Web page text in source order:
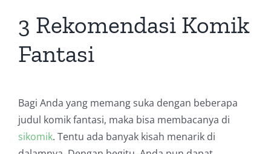
3 Rekomendasi Komik
Fantasi
Bagi Anda yang memang suka dengan beberapa
judul komik fantasi, maka bisa membacanya di
sikomik. Tentu ada banyak kisah menarik di